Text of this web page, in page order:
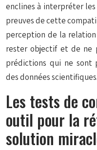
enclines à interpréter
preuves de cette
perception de la
rester objectif et de ne
prédictions qui ne sont
des données scientifiques.
Les tests de
outil pour la
solution